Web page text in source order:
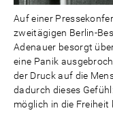
Auf einer
zweitägigen Berlin-
Adenauer besorgt
eine Panik
der Druck auf die
dadurch dieses
möglich in die Freiheit